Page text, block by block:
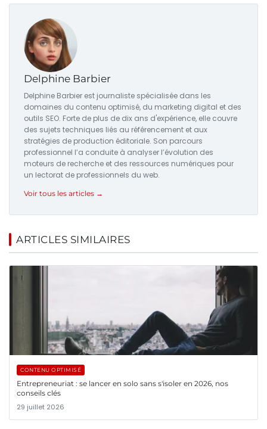
Delphine Barbier
Delphine Barbier est journaliste spécialisée dans les
domaines du contenu optimisé, du marketing digital et des
outils SEO. Forte de plus de dix ans d'expérience, elle couvre
des sujets techniques liés au référencement et aux
stratégies de production éditoriale. Son parcours
professionnel l’a conduite à analyser l’évolution des
moteurs de recherche et des ressources numériques pour
un lectorat de professionnels du web.
Voir tous les articles →
ARTICLES SIMILAIRES
CONTENU OPTIMISÉ
Entrepreneuriat : se lancer en solo sans s'isoler en 2026, nos
conseils clés
29 juillet 2026